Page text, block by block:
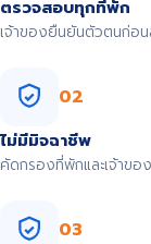
ตรวจสอบทุกที่พัก
เจ้าของยืนยันตัวตนก่อ
02
ไม่มีมิจฉาชีพ
คัดกรองที่พักและเจ้าข
03